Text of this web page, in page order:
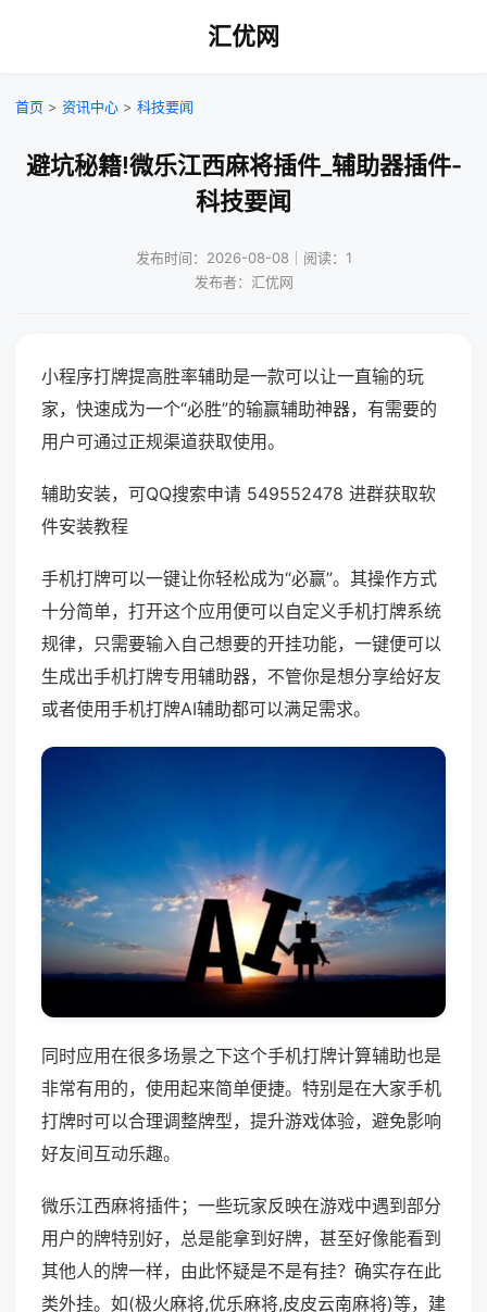
汇优网
首页 > 资讯中心 > 科技要闻
避坑秘籍!微乐江西麻将插件_辅助器插件-
科技要闻
发布时间：2026-08-08｜阅读：1
发布者：汇优网
小程序打牌提高胜率辅助是一款可以让一直输的玩
家，快速成为一个“必胜”的输赢辅助神器，有需要的
用户可通过正规渠道获取使用。
辅助安装，可QQ搜索申请 549552478 进群获取软
件安装教程
手机打牌可以一键让你轻松成为“必赢”。其操作方式
十分简单，打开这个应用便可以自定义手机打牌系统
规律，只需要输入自己想要的开挂功能，一键便可以
生成出手机打牌专用辅助器，不管你是想分享给好友
或者使用手机打牌AI辅助都可以满足需求。
同时应用在很多场景之下这个手机打牌计算辅助也是
非常有用的，使用起来简单便捷。特别是在大家手机
打牌时可以合理调整牌型，提升游戏体验，避免影响
好友间互动乐趣。
微乐江西麻将插件；一些玩家反映在游戏中遇到部分
用户的牌特别好，总是能拿到好牌，甚至好像能看到
其他人的牌一样，由此怀疑是不是有挂？确实存在此
类外挂。如(极火麻将,优乐麻将,皮皮云南麻将)等，建